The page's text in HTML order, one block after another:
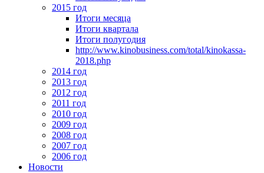
2015 год
Итоги месяца
Итоги квартала
Итоги полугодия
http://www.kinobusiness.com/total/kinokassa-
2018.php
2014 год
2013 год
2012 год
2011 год
2010 год
2009 год
2008 год
2007 год
2006 год
Новости